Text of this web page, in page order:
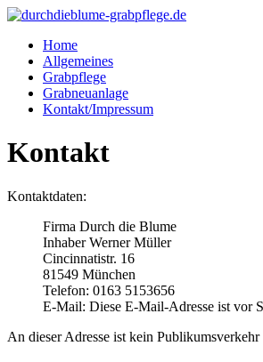
Home
Allgemeines
Grabpflege
Grabneuanlage
Kontakt/Impressum
Kontakt
Kontaktdaten:
Firma Durch die Blume
Inhaber Werner Müller
Cincinnatistr. 16
81549 München
Telefon: 0163 5153656
E-Mail: Diese E-Mail-Adresse ist vor
An dieser Adresse ist kein